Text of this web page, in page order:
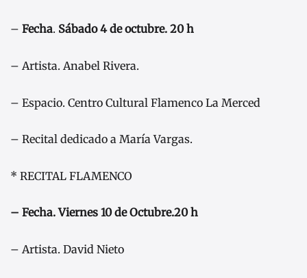
– Fecha. Sábado 4 de octubre. 20 h
– Artista. Anabel Rivera.
– Espacio. Centro Cultural Flamenco La Merced
– Recital dedicado a María Vargas.
* RECITAL FLAMENCO
– Fecha. Viernes 10 de Octubre.20 h
– Artista. David Nieto